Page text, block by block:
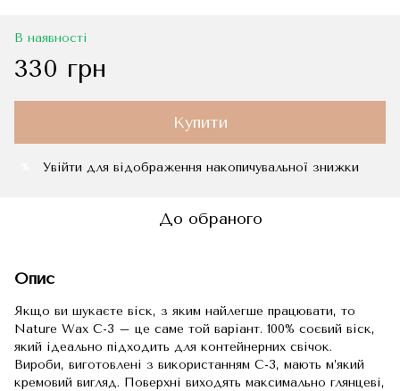
В наявності
330 грн
Купити
Увійти для відображення накопичувальної знижки
До обраного
Опис
Якщо ви шукаєте віск, з яким найлегше працювати, то
Nature Wax C-3 – це саме той варіант. 100% соєвий віск,
який ідеально підходить для контейнерних свічок.
Вироби, виготовлені з використанням C-3, мають м’який
кремовий вигляд. Поверхні виходять максимально глянцеві,